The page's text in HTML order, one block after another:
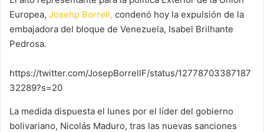
Europea, Josehp Borrell, condenó hoy la expulsión de la
embajadora del bloque de Venezuela, Isabel Brilhante
Pedrosa.
https://twitter.com/JosepBorrellF/status/12778703387187
32289?s=20
La medida dispuesta el lunes por el líder del gobierno
bolivariano, Nicolás Maduro, tras las nuevas sanciones